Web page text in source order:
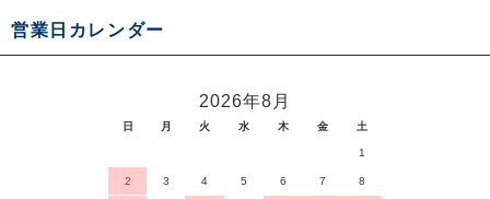
営業日カレンダー
2026年8月
日 月 火 水 木 金 土
1
2 3 4 5 6 7 8